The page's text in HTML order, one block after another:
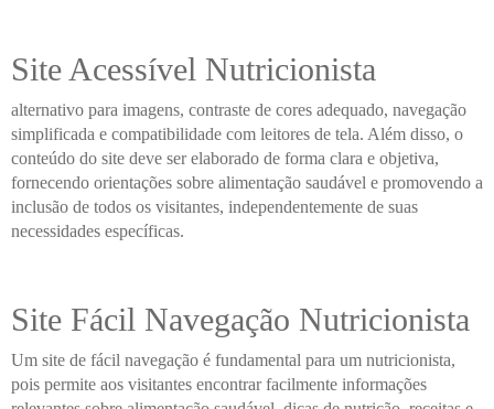
Site Acessível Nutricionista
alternativo para imagens, contraste de cores adequado, navegação
simplificada e compatibilidade com leitores de tela. Além disso, o
conteúdo do site deve ser elaborado de forma clara e objetiva,
fornecendo orientações sobre alimentação saudável e promovendo a
inclusão de todos os visitantes, independentemente de suas
necessidades específicas.
Site Fácil Navegação Nutricionista
Um site de fácil navegação é fundamental para um nutricionista,
pois permite aos visitantes encontrar facilmente informações